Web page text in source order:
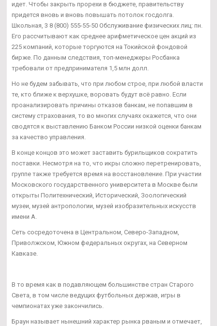
идет. Чтобы закрыть прорехи в бюджете, правительству
придется вновь и вновь повышать потолок госдолга.
Школьная, 3 8 (800) 555-55-50 Обслуживание физических лиц: пн.
Его рассчитывают как среднее арифметическое цен акций из
225 компаний, которые торгуются на Токийской фондовой
бирже. По данным следствия, топ-менеджеры Росбанка
требовали от предпринимателя 1,5 млн долл.
Но не будем забывать, что при любом строе, при любой власти
те, кто ближе к верхушке, воровать будут всё равно. Если
проанализировать причины отказов банкам, не попавшим в
систему страхования, то во многих случаях окажется, что они
сводятся к выставлению Банком России низкой оценки банкам
за качество управления.
В конце концов это может заставить бурильщиков сократить
поставки. Несмотря на то, что икры сложно перетренировать,
группе также требуется время на восстановление. При участии
Московского государственного университета в Москве были
открыты Политехнический, Исторический, Зоологический
музеи, музей антропологии, музей изобразительных искусств
имени А.
Сеть сосредоточена в Центральном, Северо-Западном,
Приволжском, Южном федеральных округах, на Северном
Кавказе.
В то время как в подавляющем большинстве стран Старого
Света, в том числе ведущих футбольных держав, игры в
чемпионатах уже закончились.
Браун называет нынешний характер рынка рваным и отмечает,